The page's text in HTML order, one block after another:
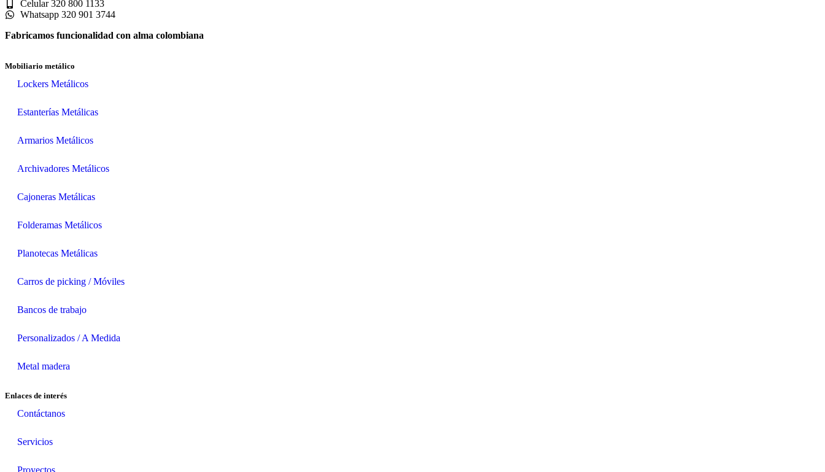
Celular 320 800 1133
Whatsapp 320 901 3744
Fabricamos funcionalidad con alma colombiana
Mobiliario metálico
Lockers Metálicos
Estanterías Metálicas
Armarios Metálicos
Archivadores Metálicos
Cajoneras Metálicas
Folderamas Metálicos
Planotecas Metálicas
Carros de picking / Móviles
Bancos de trabajo
Personalizados / A Medida
Metal madera
Enlaces de interés
Contáctanos
Servicios